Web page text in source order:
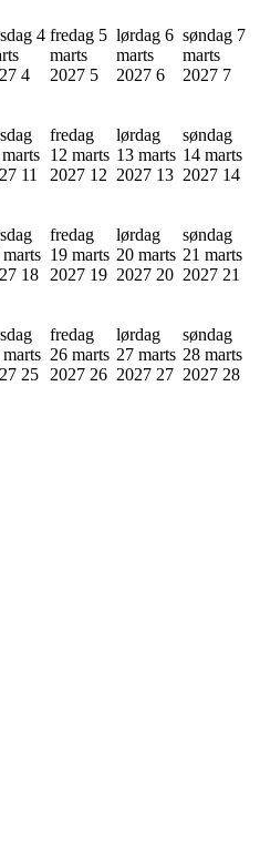
4
4
fredag 5
marts
2027 5
lørdag 6
marts
2027 6
søndag 7
marts
2027 7
11
fredag
12 marts
2027 12
lørdag
13 marts
2027 13
søndag
14 marts
2027 14
marts
18
fredag
19 marts
2027 19
lørdag
20 marts
2027 20
søndag
21 marts
2027 21
marts
25
fredag
26 marts
2027 26
lørdag
27 marts
2027 27
søndag
28 marts
2027 28